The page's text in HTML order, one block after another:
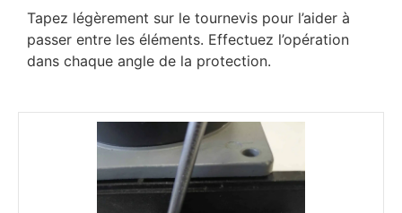
Tapez légèrement sur le tournevis pour l’aider à
passer entre les éléments. Effectuez l’opération
dans chaque angle de la protection.